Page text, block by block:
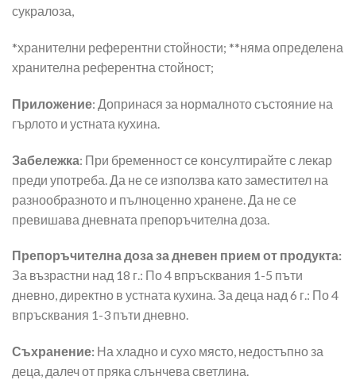
сукралоза,
*хранителни референтни стойности; **няма определена
хранителна референтна стойност;
Приложение: Допринася за нормалното състояние на
гърлото и устната кухина.
Забележка: При бременност се консултирайте с лекар
преди употреба. Да не се използва като заместител на
разнообразното и пълноценно хранене. Да не се
превишава дневната препоръчителна доза.
Препоръчителна доза за дневен прием от продукта:
За възрастни над 18 г.: По 4 впръсквания 1-5 пъти
дневно, директно в устната кухина. За деца над 6 г.: По 4
впръсквания 1-3 пъти дневно.
Съхранение: На хладно и сухо място, недостъпно за
деца, далеч от пряка слънчева светлина.